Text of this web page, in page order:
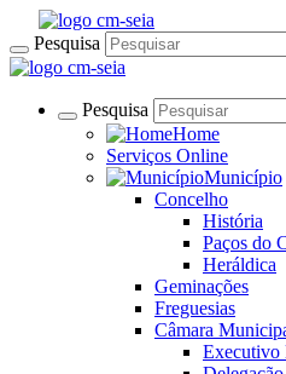
Pesquisa
Pesquisa
Home
Serviços Online
Município
Concelho
História
Paços do
Heráldica
Geminações
Freguesias
Câmara
Executivo